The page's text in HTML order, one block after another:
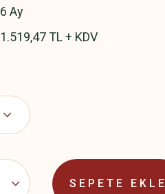
6 Ay
1.519,47 TL + KDV
SEPETE EKLE